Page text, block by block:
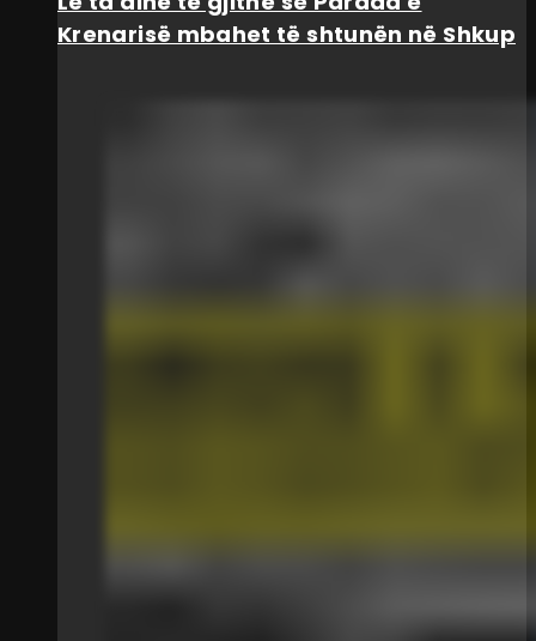
Krenarisë mbahet të shtunën në Shkup